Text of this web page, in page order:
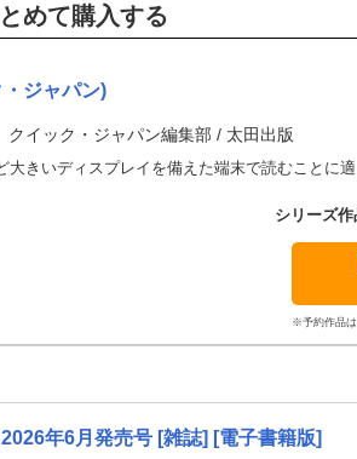
めて購入する
ジャパン)
クイック・ジャパン編集部 / 太田出版
シリーズ作
※予約作品は
年6月発売号 [雑誌] [電子書籍版]